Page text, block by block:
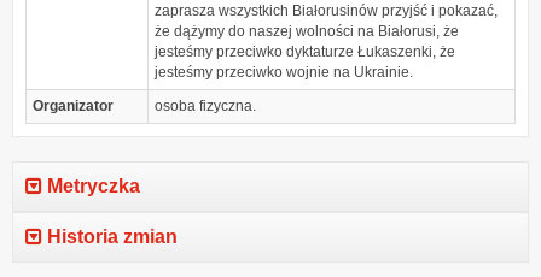
zaprasza wszystkich Białorusinów przyjść i pokazać,
że dążymy do naszej wolności na Białorusi, że
jesteśmy przeciwko dyktaturze Łukaszenki, że
jesteśmy przeciwko wojnie na Ukrainie.
Organizator
osoba fizyczna.
Metryczka
Historia zmian